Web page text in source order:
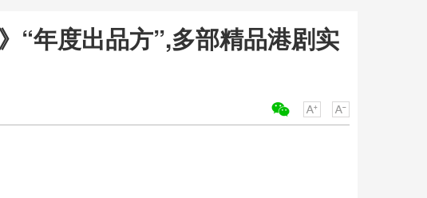
“年度出品方”,多部精品港剧实